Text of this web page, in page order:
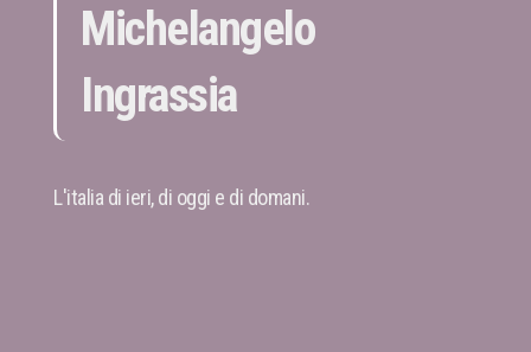
Michelangelo
Ingrassia
L'italia di ieri, di oggi e di domani.